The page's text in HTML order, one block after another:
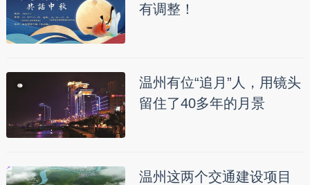
有调整！
温州有位“追月”人，用镜头
留住了40多年的月景
温州这两个交通建设项目